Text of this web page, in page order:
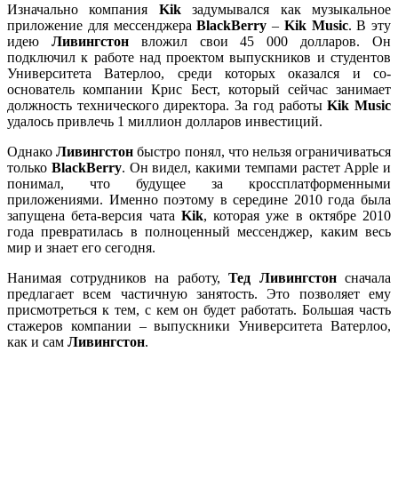
Изначально компания Kikзадумывался как музыкальное
приложение для мессенджераBlackBerry – Kik Music. В эту
идею Ливингстонвложил свои 45 000 долларов. Он
подключил к работе над проектом выпускников и студентов
Университета Ватерлоо, среди которых оказался и со-
основатель компании Крис Бест, который сейчас занимает
должность технического директора. За год работыKik Music
удалось привлечь 1 миллион долларов инвестиций.
ОднакоЛивингстон быстро понял, что нельзя ограничиваться
только BlackBerry. Он видел, какими темпами растет Apple и
понимал, что будущее за кроссплатформенными
приложениями. Именно поэтому в середине 2010 года была
запущена бета-версия чата Kik, которая уже в октябре 2010
года превратилась в полноценный мессенджер, каким весь
мир и знает его сегодня.
Нанимая сотрудников на работу, Тед Ливингстонсначала
предлагает всем частичную занятость. Это позволяет ему
присмотреться к тем, с кем он будет работать. Большая часть
стажеров компании – выпускники Университета Ватерлоо,
как и сам Ливингстон.